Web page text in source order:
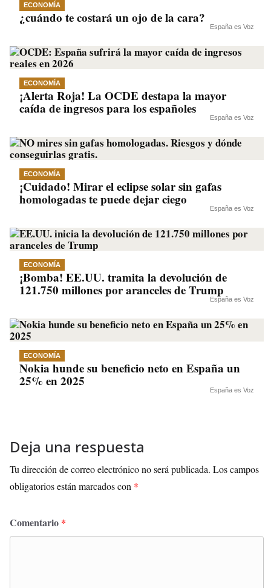
ECONOMÍA
¿cuándo te costará un ojo de la cara?
España es Voz
ECONOMÍA
¡Alerta Roja! La OCDE destapa la mayor
caída de ingresos para los españoles
España es Voz
ECONOMÍA
¡Cuidado! Mirar el eclipse solar sin gafas
homologadas te puede dejar ciego
España es Voz
ECONOMÍA
¡Bomba! EE.UU. tramita la devolución de
121.750 millones por aranceles de Trump
España es Voz
ECONOMÍA
Nokia hunde su beneficio neto en España un
25% en 2025
España es Voz
Deja una respuesta
Tu dirección de correo electrónico no será publicada. Los campos
obligatorios están marcados con *
Comentario *